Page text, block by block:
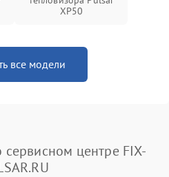
XP50
все модели
центре FIX-